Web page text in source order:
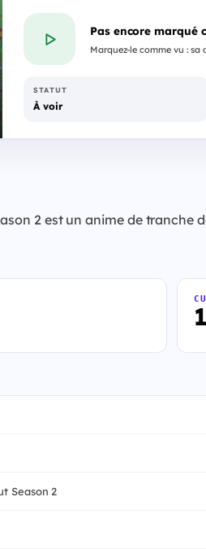
Pas encore marqué
Marquez-le comme vu : sa
STATUT
À voir
2 est un anime de tranche
Season 2